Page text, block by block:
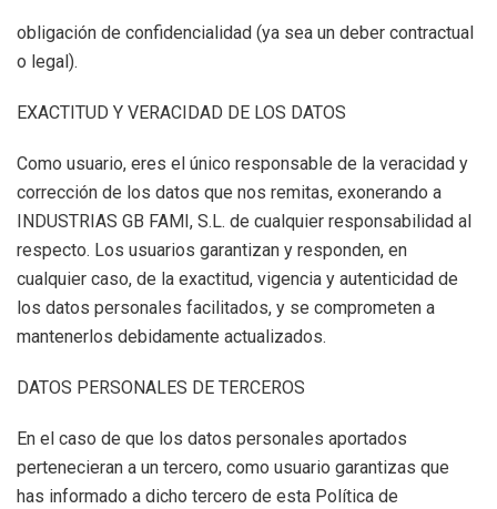
obligación de confidencialidad (ya sea un deber contractual
o legal).
EXACTITUD Y VERACIDAD DE LOS DATOS
Como usuario, eres el único responsable de la veracidad y
corrección de los datos que nos remitas, exonerando a
INDUSTRIAS GB FAMI, S.L. de cualquier responsabilidad al
respecto. Los usuarios garantizan y responden, en
cualquier caso, de la exactitud, vigencia y autenticidad de
los datos personales facilitados, y se comprometen a
mantenerlos debidamente actualizados.
DATOS PERSONALES DE TERCEROS
En el caso de que los datos personales aportados
pertenecieran a un tercero, como usuario garantizas que
has informado a dicho tercero de esta Política de